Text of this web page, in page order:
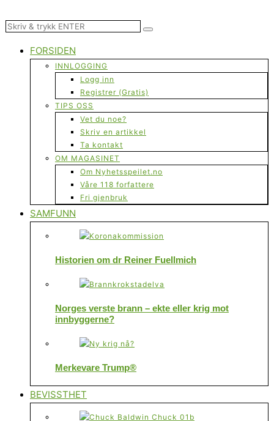
FORSIDEN
INNLOGGING
Logg inn
Registrer (Gratis)
TIPS OSS
Vet du noe?
Skriv en artikkel
Ta kontakt
OM MAGASINET
Om Nyhetsspeilet.no
Våre 118 forfattere
Fri gjenbruk
SAMFUNN
Historien om dr Reiner Fuellmich
Norges verste brann – ekte eller krig mot
innbyggerne?
Merkevare Trump®
BEVISSTHET